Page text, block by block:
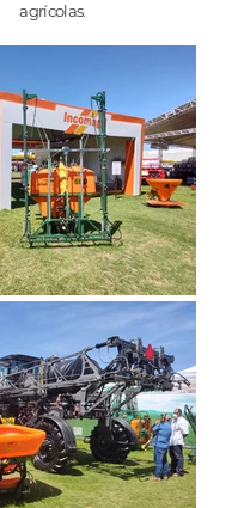
agrícolas.